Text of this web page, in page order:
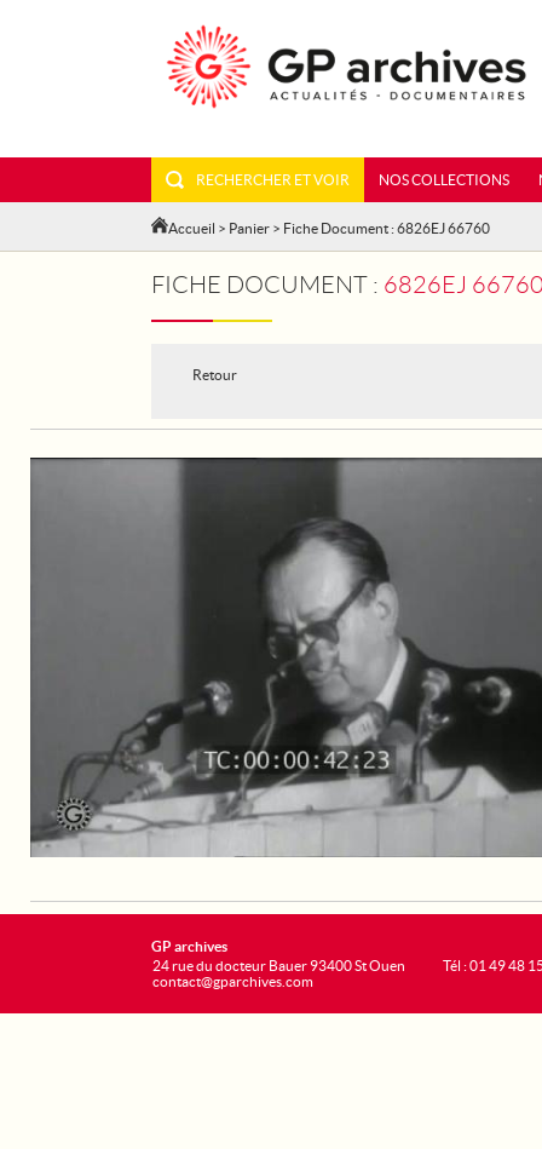
RECHERCHER ET VOIR NOS COLLECTIONS
Accueil > Panier > Fiche Document : 6826EJ 66760
FICHE DOCUMENT : 6826EJ
Retour
GP archives
24 rue du docteur Bauer 93400 St Ouen
contact@gparchives.com
Tél : 01 49 48